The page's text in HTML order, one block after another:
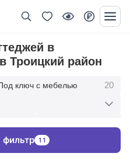
в
Троицкий район
ключ с мебелью 20
11